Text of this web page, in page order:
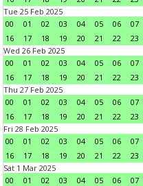
Tue 25 Feb 2025
00
01 02 03 04 05 06 07
16
17 18 19 20 21 22
23
Wed 26 Feb 2025
00
01 02 03 04 05 06 07
16
17 18 19 20 21 22
23
Thu 27 Feb 2025
00
01 02 03 04 05 06 07
16
17 18 19 20 21 22
23
Fri 28 Feb 2025
00
01 02 03 04 05 06 07
16
17 18 19 20 21 22
23
Sat 1 Mar 2025
00
01 02 03 04 05 06 07